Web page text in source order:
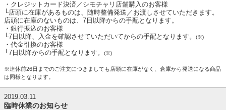
・クレジットカード決済／シモチャリ店舗購入のお客様
└店頭に在庫があるものは、随時整備発送／お渡しさせていただきます。
店頭に在庫のないものは、7日以降からの手配となります。
・銀行振込のお客様
└7日以降、入金を確認させていただいてからの手配となります。
(※)
・代金引換のお客様
└7日以降からの手配となります。
(※)
※連休前26日までのご注文につきましても店頭に在庫がなく、倉庫から発送になる商品
は同様となります。
2019.03.11
臨時休業のお知らせ